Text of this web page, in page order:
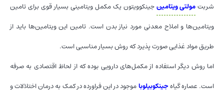
شربتمولتی ویتامینجینکوویتون یک مکمل ویتامینی بسیار قوی برای تامین
ویتامین‌ها و املاح معدنی مورد نیاز بدن است. تامین این ویتامین‌ها باید از
طریق مواد غذایی صورت پذیرد که روش بسیار مناسبی است.
اما روش دیگر استفاده از مکمل‌های دارویی بوده که از لحاظ اقتصادی به صرفه
است. عصاره گیاهجینکوبیلوباموجود در این فراورده در کمک به درمان اختلالات و